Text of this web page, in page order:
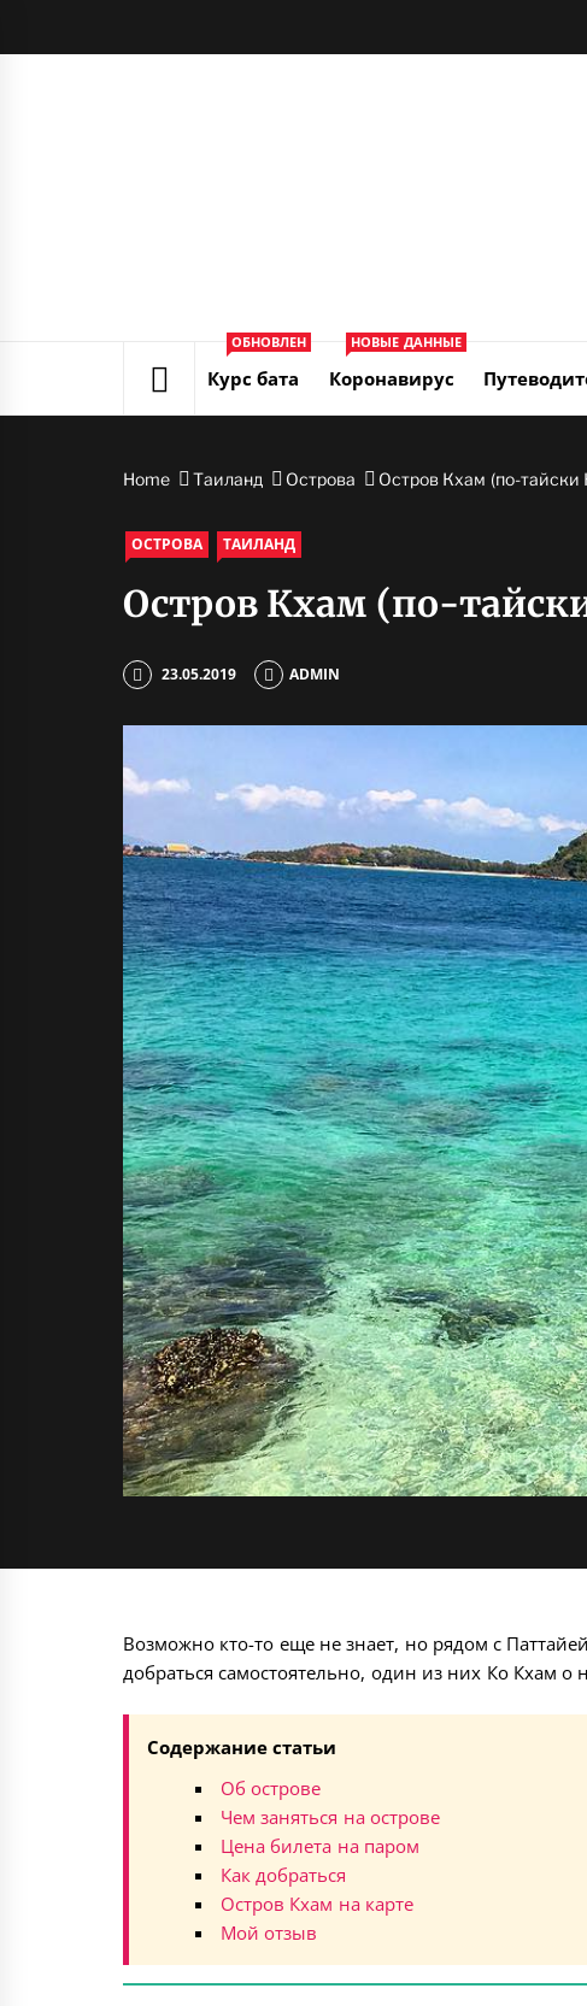
Курс бата
ОБНОВЛЕН
Коронавирус
НОВЫЕ ДАННЫЕ
Home Таиланд Острова Остров Кхам (по-тайски
ОСТРОВА ТАИЛАНД
Остров Кхам (по-
23.05.2019 ADMIN
Возможно кто-то еще не знает, но рядом с
добраться самостоятельно, один из них Ко Кхам
Содержание статьи
Об острове
Чем заняться на острове
Цена билета на паром
Как добраться
Остров Кхам на карте
Мой отзыв